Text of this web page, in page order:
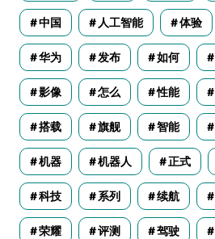
中国 人工智能 体验
华为 发布 如何
影像 怎么 性能
搭载 旗舰 智能
机器 机器人 正式
科技 系列 续航
荣耀 评测 驾驶